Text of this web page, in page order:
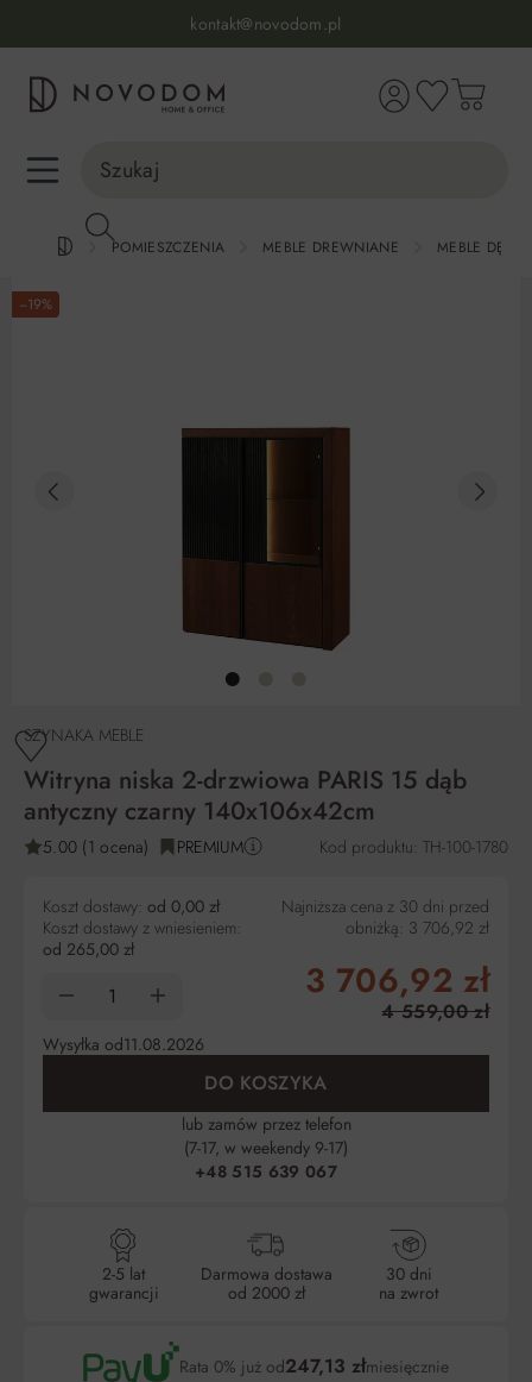
kontakt@novodom.pl
Dostawa z wniesieniem
30 dni na zwrot lub wymianę
98% zadowolonych klientów
POMIESZCZENIA MEBLE DREWNIANE MEBLE
−19%
SZYNAKA MEBLE
Witryna niska 2-drzwiowa PARIS 15 dąb
antyczny czarny 140x106x42cm
5.00 (1 ocena) PREMIUM Kod produktu: TH-100-1780
Koszt dostawy: od 0,00 zł
Koszt dostawy z wniesieniem:
od 265,00 zł
Najniższa cena z 30 dni przed
obniżką: 3 706,92 zł
3 706,92 zł
4 559,00 zł
Wysyłka od11.08.2026
DO KOSZYKA
lub zamów przez telefon
(7-17, w weekendy 9-17)
+48 515 639 067
2-5 lat
gwarancji
Darmowa dostawa
od 2000 zł
30 dni
na zwrot
Rata 0% już od247,13 złmiesięcznie